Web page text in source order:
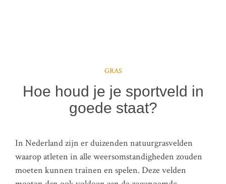
GRAS
Hoe houd je je sportveld in
goede staat?
In Nederland zijn er duizenden natuurgrasvelden
waarop atleten in alle weersomstandigheden zouden
moeten kunnen trainen en spelen. Deze velden